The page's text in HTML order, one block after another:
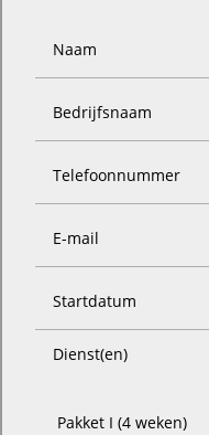
Naam
Bedrijfsnaam
Telefoonnummer
E-mail
Startdatum
Dienst(en)
Pakket I (4 weken)